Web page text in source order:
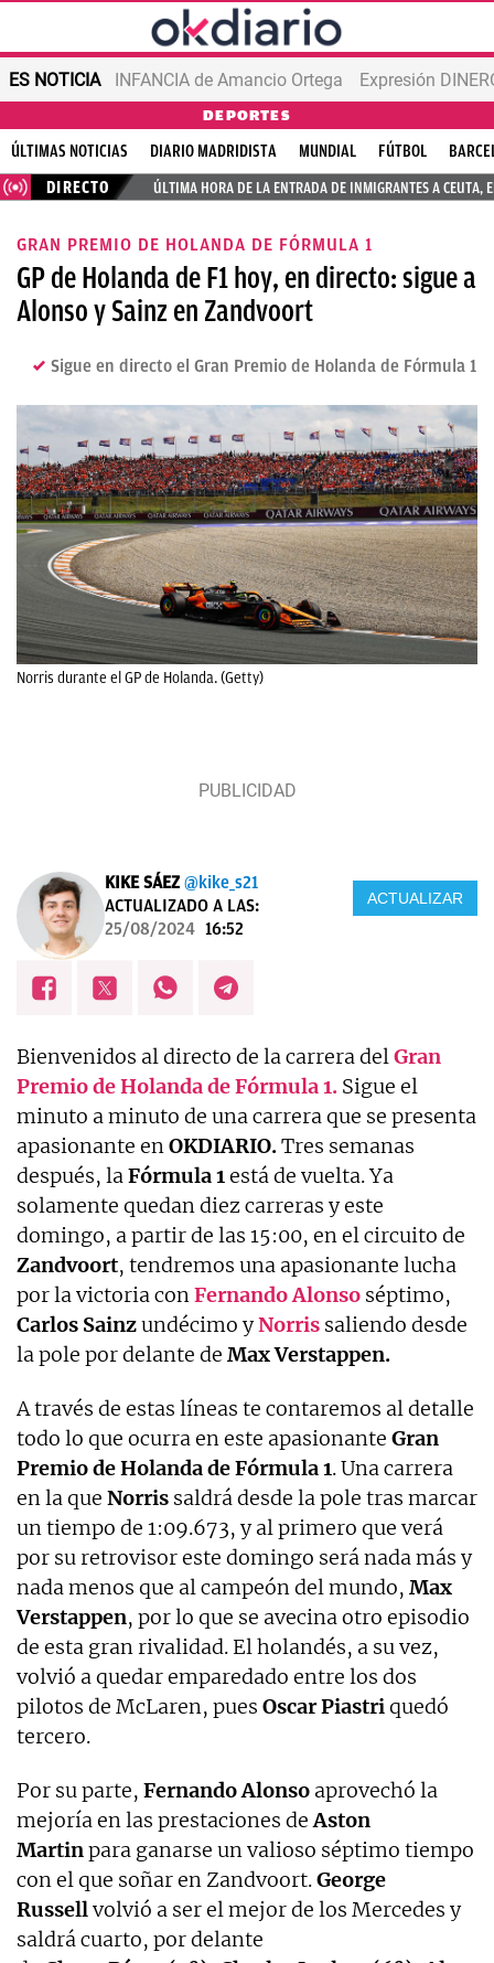
ES NOTICIA INFANCIA de Amancio Ortega Expresión
DEPORTES
ÚLTIMAS NOTICIAS DIARIO MADRIDISTA MUNDIAL FÚTBOL
DIRECTO
ÚLTIMA HORA DE LA ENTRADA DE INMIGRANTES A CEUTA,
GRAN PREMIO DE HOLANDA DE FÓRMULA 1
GP de Holanda de F1 hoy, en directo: sigue a
Alonso y Sainz en Zandvoort
Sigue en directo el Gran Premio de Holanda de Fórmula 1
Norris durante el GP de Holanda. (Getty)
KIKE SÁEZ @kike_s21
ACTUALIZADO A LAS:
25/08/2024 16:52
ACTUALIZAR
Bienvenidos al directo de la carrera delGran
Premio de Holanda de Fórmula 1. Sigue el
minuto a minuto de una carrera que se presenta
apasionante enOKDIARIO.Tres semanas
después, laFórmula 1está de vuelta. Ya
solamente quedan diez carreras y este
domingo, a partir de las 15:00, en el circuito de
Zandvoort, tendremos una apasionante lucha
por la victoria conFernando Alonso séptimo,
Carlos Sainzundécimo yNorris saliendo desde
la pole por delante de Max Verstappen.
A través de estas líneas te contaremos al detalle
todo lo que ocurra en este apasionante Gran
Premio de Holanda de Fórmula 1. Una carrera
en la que Norris saldrá desde la pole tras marcar
un tiempo de 1:09.673, y al primero que verá
por su retrovisor este domingo será nada más y
nada menos que al campeón del mundo, Max
Verstappen, por lo que se avecina otro episodio
de esta gran rivalidad. El holandés, a su vez,
volvió a quedar emparedado entre los dos
pilotos de McLaren, pues Oscar Piastriquedó
tercero.
Por su parte, Fernando Alonso aprovechó la
mejoría en las prestaciones deAston
Martinpara ganarse un valioso séptimo tiempo
con el que soñar en Zandvoort.George
Russellvolvió a ser el mejor de los Mercedes y
saldrá cuarto, por delante